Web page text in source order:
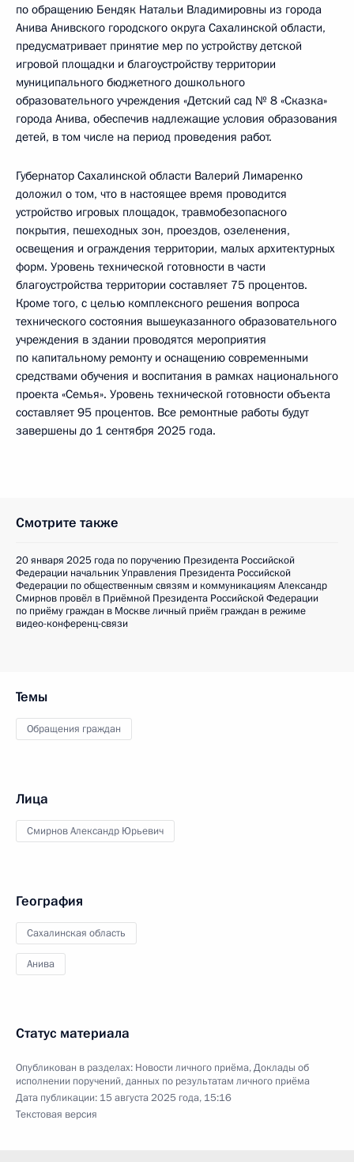
по обращению Бендяк Натальи Владимировны из города
Анива Анивского городского округа Сахалинской области,
предусматривает принятие мер по устройству детской
игровой площадки и благоустройству территории
муниципального бюджетного дошкольного
образовательного учреждения «Детский сад № 8 «Сказка»
города Анива, обеспечив надлежащие условия образования
детей, в том числе на период проведения работ.
Губернатор Сахалинской области Валерий Лимаренко
доложил о том, что в настоящее время проводится
устройство игровых площадок, травмобезопасного
покрытия, пешеходных зон, проездов, озеленения,
освещения и ограждения территории, малых архитектурных
форм. Уровень технической готовности в части
благоустройства территории составляет 75 процентов.
Кроме того, с целью комплексного решения вопроса
технического состояния вышеуказанного образовательного
учреждения в здании проводятся мероприятия
по капитальному ремонту и оснащению современными
средствами обучения и воспитания в рамках национального
проекта «Семья». Уровень технической готовности объекта
составляет 95 процентов. Все ремонтные работы будут
завершены до 1 сентября 2025 года.
Смотрите также
20 января 2025 года по поручению Президента Российской
Федерации начальник Управления Президента Российской
Федерации по общественным связям и коммуникациям Александр
Смирнов провёл в Приёмной Президента Российской Федерации
по приёму граждан в Москве личный приём граждан в режиме
видео-конференц-связи
Темы
Обращения граждан
Лица
Смирнов Александр Юрьевич
География
Сахалинская область
Анива
Статус материала
Опубликован в разделах: Новости личного приёма,Доклады об
исполнении поручений, данных по результатам личного приёма
Дата публикации: 15 августа 2025 года, 15:16
Текстовая версия